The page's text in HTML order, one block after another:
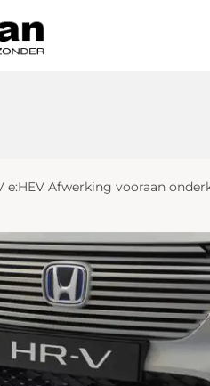
e:HEV Afwerking vooraan